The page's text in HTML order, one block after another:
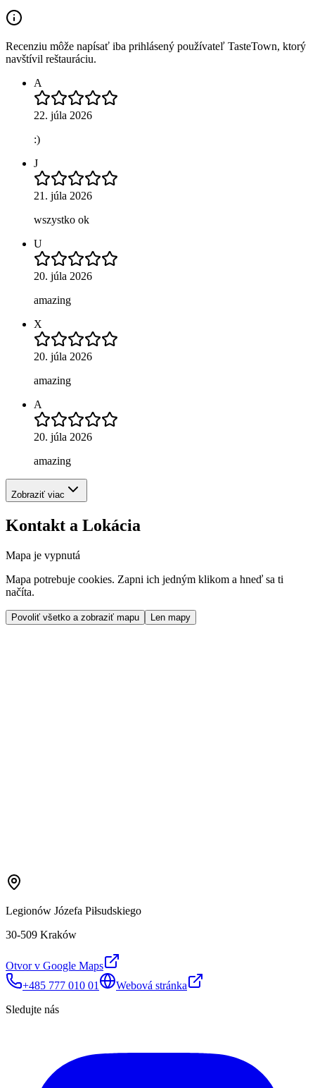
Recenziu môže napísať iba prihlásený používateľ TasteTown, ktorý
navštívil reštauráciu.
A
22. júla 2026
:)
J
21. júla 2026
wszystko ok
U
20. júla 2026
amazing
X
20. júla 2026
amazing
A
20. júla 2026
amazing
Zobraziť viac
Kontakt a Lokácia
Mapa je vypnutá
Mapa potrebuje cookies. Zapni ich jedným klikom a hneď sa ti
načíta.
Povoliť všetko a zobraziť mapu Len mapy
Legionów Józefa Piłsudskiego
30-509 Kraków
Otvor v Google Maps
+485 777 010 01
Webová stránka
Sledujte nás